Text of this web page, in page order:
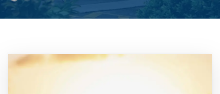
Immagine